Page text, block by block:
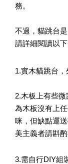
務。
不過，貓跳台
請詳細閱讀以
1.實木貓跳台
2.木板上有些
為木板沒有上
咪，但缺點運
美主義者請斟
3.需自行DIY組